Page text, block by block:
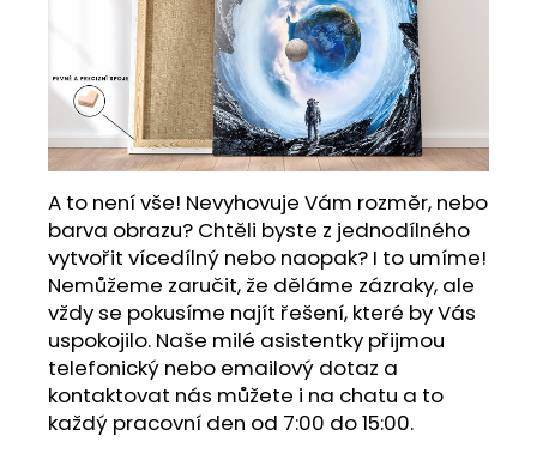
A to není vše! Nevyhovuje Vám rozměr, nebo
barva obrazu? Chtěli byste z jednodílného
vytvořit vícedílný nebo naopak? I to umíme!
Nemůžeme zaručit, že děláme zázraky, ale
vždy se pokusíme najít řešení, které by Vás
uspokojilo. Naše milé asistentky přijmou
telefonický nebo emailový dotaz a
kontaktovat nás můžete i na chatu a to
každý pracovní den od 7:00 do 15:00.